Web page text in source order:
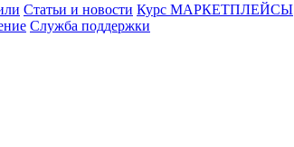
Статьи и новости Курс МАРКЕТПЛЕЙСЫ
Служба поддержки